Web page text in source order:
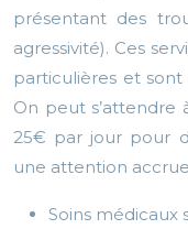
présentant des
agressivité). Ces
particulières et
On peut s’attendre
25€ par jour pour
une attention
Soins médicaux